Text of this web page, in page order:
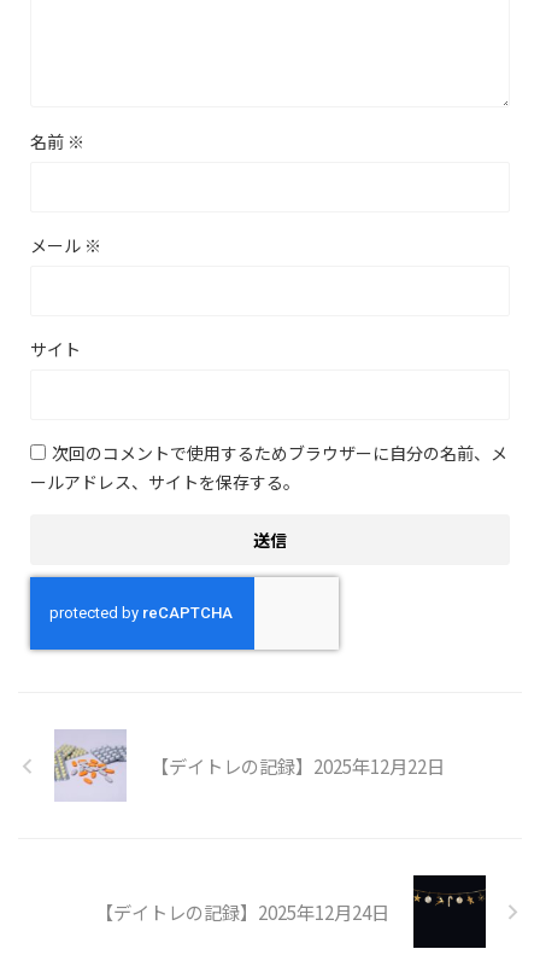
名前 ※
メール ※
サイト
次回のコメントで使用するためブラウザーに自分の名前、メ
ールアドレス、サイトを保存する。
【デイトレの記録】2025年12月22日
【デイトレの記録】2025年12月24日